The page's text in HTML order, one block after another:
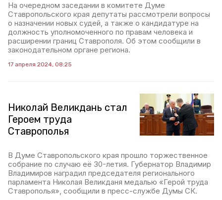
На очередном заседании в комитете Думе
Ставропольского края депутаты рассмотрели вопросы
о назначении новых судей, а также о кандидатуре на
должность уполномоченного по правам человека и
расширении границ Ставрополя. Об этом сообщили в
законодательном органе региона.
17 апреля 2024, 08:25
Николай Великдань стал
Героем труда
Ставрополья
В Думе Ставропольского края прошло торжественное
собрание по случаю её 30-летия. Губернатор Владимир
Владимиров наградил председателя регионального
парламента Николая Великданя медалью «Герой труда
Ставрополья», сообщили в пресс-службе Думы СК.